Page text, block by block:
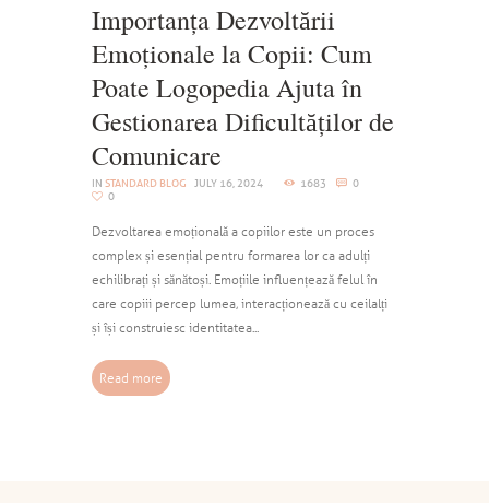
Importanța Dezvoltării
Emoționale la Copii: Cum
Poate Logopedia Ajuta în
Gestionarea Dificultăților de
Comunicare
IN STANDARD BLOG JULY 16, 2024 1683
0
0
Dezvoltarea emoțională a copiilor este un proces
complex și esențial pentru formarea lor ca adulți
echilibrați și sănătoși. Emoțiile influențează felul în
care copiii percep lumea, interacționează cu ceilalți
și își construiesc identitatea...
Read more